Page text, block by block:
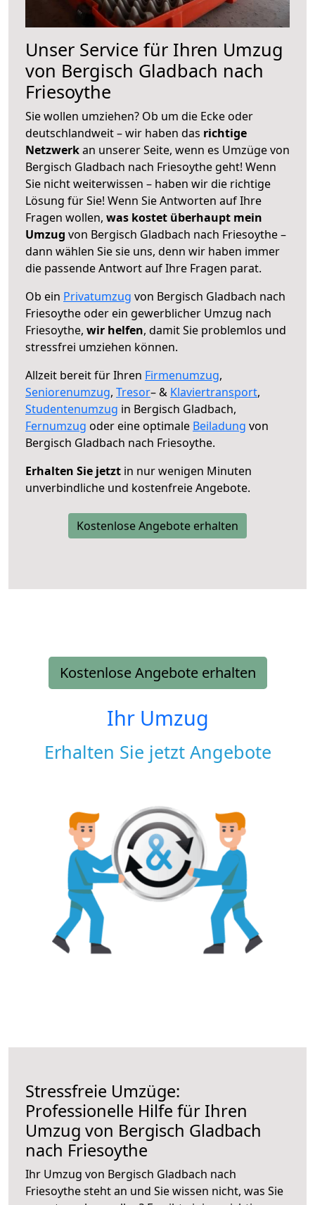
Unser Service für Ihren Umzug
von Bergisch Gladbach nach
Friesoythe
Sie wollen umziehen? Ob um die Ecke oder
deutschlandweit – wir haben das richtige
Netzwerkan unserer Seite, wenn es Umzüge von
Bergisch Gladbach nach Friesoythe geht! Wenn
Sie nicht weiterwissen – haben wir die richtige
Lösung für Sie! Wenn Sie Antworten auf Ihre
Fragen wollen, was kostet überhaupt mein
Umzug von Bergisch Gladbach nach Friesoythe –
dann wählen Sie sie uns, denn wir haben immer
die passende Antwort auf Ihre Fragen parat.
Ob ein Privatumzug von Bergisch Gladbach nach
Friesoythe oder ein gewerblicher Umzug nach
Friesoythe, wir helfen, damit Sie problemlos und
stressfrei umziehen können.
Allzeit bereit für Ihren Firmenumzug,
Seniorenumzug, Tresor– & Klaviertransport,
Studentenumzug in Bergisch Gladbach,
Fernumzug oder eine optimale Beiladung von
Bergisch Gladbach nach Friesoythe.
Erhalten Sie jetzt in nur wenigen Minuten
unverbindliche und kostenfreie Angebote.
Kostenlose Angebote erhalten
Kostenlose Angebote erhalten
Ihr Umzug
Erhalten Sie jetzt Angebote
Stressfreie Umzüge:
Professionelle Hilfe für Ihren
Umzug von Bergisch Gladbach
nach Friesoythe
Ihr Umzug von Bergisch Gladbach nach
Friesoythe steht an und Sie wissen nicht, was Sie